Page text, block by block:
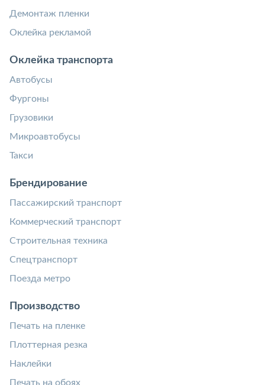
Демонтаж пленки
Оклейка рекламой
Оклейка транспорта
Автобусы
Фургоны
Грузовики
Микроавтобусы
Такси
Брендирование
Пассажирский транспорт
Коммерческий транспорт
Строительная техника
Спецтранспорт
Поезда метро
Производство
Печать на пленке
Плоттерная резка
Наклейки
Печать на обоях